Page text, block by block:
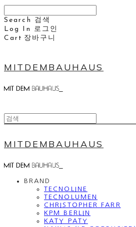
Search
검색
Log In
로그인
Cart 장바구니
MITDEMBAUHAUS
MITDEMBAUHAUS
BRAND
TECNOLINE
TECNOLUMEN
CHRISTOPHER FARR
KPM BERLIN
KATY PATY